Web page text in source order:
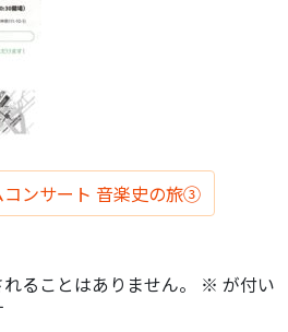
コンサート 音楽史の旅③
ることはありません。 ※ が付い